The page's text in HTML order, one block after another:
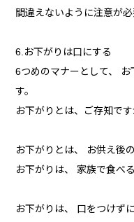
間違えないように注意が必
6.お下がりは口にする
6つめのマナーとして、
す。
お下がりとは、ご存知です
お下がりとは、 お供え後
お下がりは、 家族で食べる
お下がりは、 口をつけず